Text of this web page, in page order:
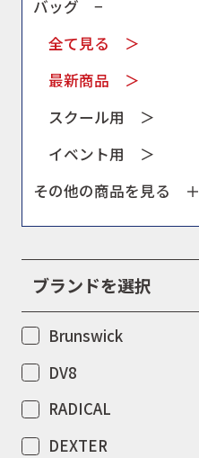
バッグ −
全て見る ＞
最新商品 ＞
スクール用 ＞
イベント用 ＞
その他の商品を見る ＋
ブランドを選択
Brunswick
DV8
RADICAL
DEXTER